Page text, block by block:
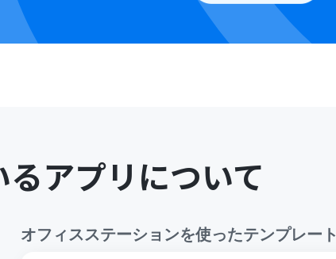
アプリについて
オフィスステーションを使ったテンプレート